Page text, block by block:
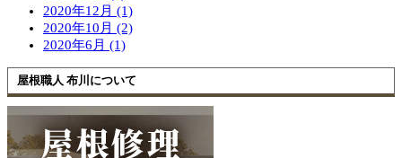
2020年12月 (1)
2020年10月 (2)
2020年6月 (1)
屋根職人 布川について